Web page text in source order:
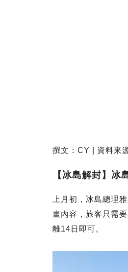
撰文：CY | 資料來
【冰島解封】冰
上月初，冰島總理
畫內容，旅客只需
離14日即可。